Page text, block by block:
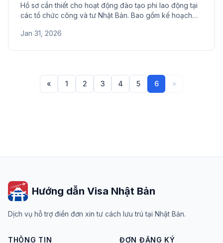
Hồ sơ cần thiết cho hoạt động đào tạo phi lao động tại
các tổ chức công và tư Nhật Bản. Bao gồm kế hoạch
nước.
Jan 31, 2026
« 1 2 3 4 5 6 »
Hướng dẫn Visa Nhật Bản
Dịch vụ hỗ trợ điền đơn xin tư cách lưu trú tại Nhật Bản.
THÔNG TIN ĐƠN ĐĂNG KÝ